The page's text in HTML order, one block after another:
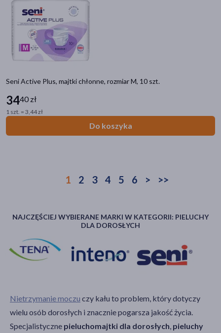
Seni Active Plus, majtki chłonne, rozmiar M, 10 szt.
3440 zł
1 szt. = 3,44 zł
Do koszyka
1 2 3 4 5 6 > >>
NAJCZĘŚCIEJ WYBIERANE MARKI W KATEGORII: PIELUCHY
DLA DOROSŁYCH
Nietrzymanie moczu czy kału to problem, który dotyczy
wielu osób dorosłych i znacznie pogarsza jakość życia.
Specjalistyczne pieluchomajtki dla dorosłych, pieluchy